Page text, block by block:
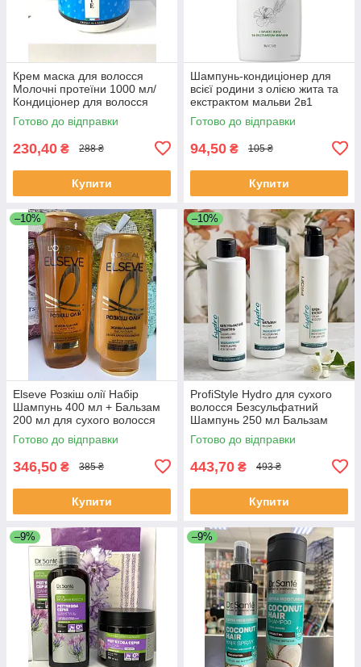
Крем маска для волосся
Молочні протеїни 1000 мл/
Кондиціонер для волосся
Готово до відправки
230,40 ₴ 288 ₴
Купити
Шампунь-кондиціонер для
всієї родини з олією жита та
екстрактом мальви 2в1
Універсальний EkoLine
250мл
Готово до відправки
94,50 ₴ 105 ₴
Купити
–10%
Elseve Розкіш олії Набір
Шампунь 400 мл + Бальзам
200 мл для сухого волосся
Готово до відправки
346,50 ₴ 385 ₴
Купити
–10%
ProfiStyle Hydro для сухого
волосся Безсульфатний
Шампунь 250 мл Бальзам
250 мл Крем-бустер 150 мл
Готово до відправки
443,70 ₴ 493 ₴
Купити
–9% –9%